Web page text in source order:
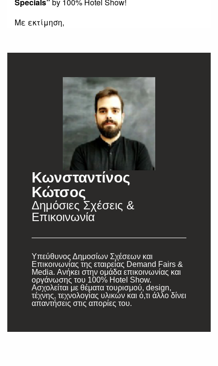
Με εκτίμηση,
Κωνσταντίνος
Κώτσος
Δημόσιες Σχέσεις &
Επικοινωνία
Υπεύθυνος Δημοσίων Σχέσεων και
Eπικοινωνίας της εταιρείας Demand Fairs &
Media. Ανήκει στην ομάδα επικοινωνίας και
οργάνωσης του 100% Hotel Show.
Ασχολείται με θέματα τουρισμού, design,
τέχνης, τεχνολογίας υλικών και ό,τι άλλο δίνει
απαντήσεις στις απορίες του.